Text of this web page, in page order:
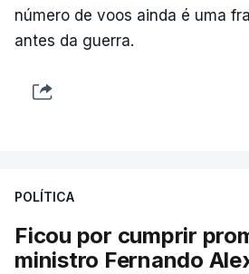
número de voos ainda é uma
antes da guerra.
POLÍTICA
Ficou por cumprir
ministro Fernando